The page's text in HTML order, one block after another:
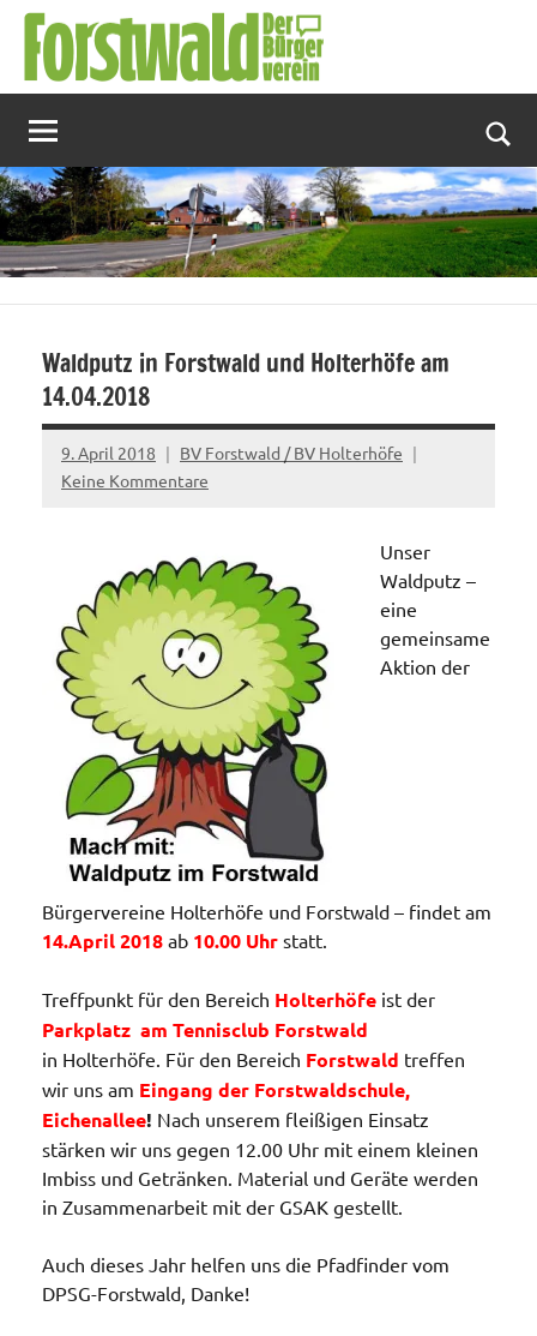
Zum
Inhalt
springen
Waldputz in Forstwald und Holterhöfe am
14.04.2018
9. April 2018
BV Forstwald / BV Holterhöfe
Keine Kommentare
Unser
Waldputz –
eine
gemeinsame
Aktion der
Bürgervereine Holterhöfe und Forstwald – findet am
14.April 2018 ab 10.00 Uhr statt.
Treffpunkt für den Bereich Holterhöfe ist der
Parkplatz am Tennisclub Forstwald
in Holterhöfe. Für den Bereich Forstwald treffen
wir uns am Eingang der Forstwaldschule,
Eichenallee! Nach unserem fleißigen Einsatz
stärken wir uns gegen 12.00 Uhr mit einem kleinen
Imbiss und Getränken. Material und Geräte werden
in Zusammenarbeit mit der GSAK gestellt.
Auch dieses Jahr helfen uns die Pfadfinder vom
DPSG-Forstwald, Danke!